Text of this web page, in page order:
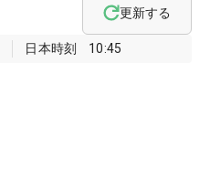
日本時刻 10:45
更新する